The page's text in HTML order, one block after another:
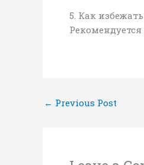
5. Как
← Previous Post